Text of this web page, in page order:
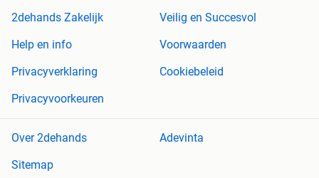
2dehands Zakelijk
Veilig en Succesvol
Help en info
Voorwaarden
Privacyverklaring
Cookiebeleid
Privacyvoorkeuren
Over 2dehands
Adevinta
Sitemap